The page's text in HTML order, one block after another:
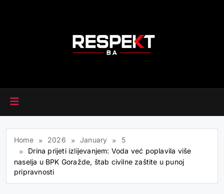
Home 2026 January
5
Drina prijeti izlijevanjem: Voda već poplavila više
naselja u BPK Goražde, štab civilne zaštite u punoj
pripravnosti